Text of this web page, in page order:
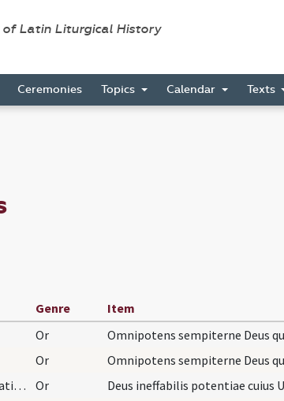
Latin Liturgical History
Ceremonies Topics Calendar Texts
Genre Item
Or
Or
Benedictio super cereos in Purificatione sanctae… Or